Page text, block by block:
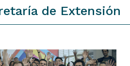
de Extensión